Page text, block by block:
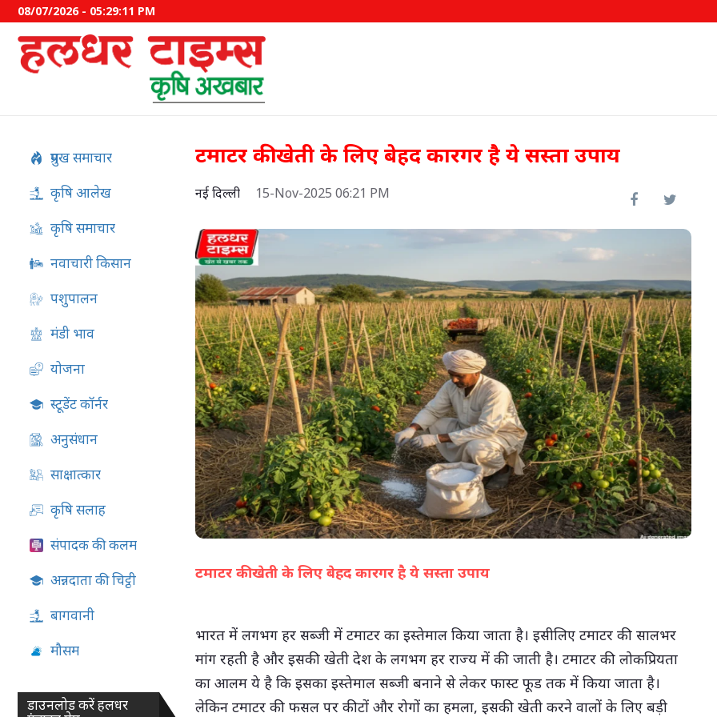
08/07/2026 - 05:29:12 PM
प्रमुख समाचार
कृषि आलेख
कृषि समाचार
नवाचारी किसान
पशुपालन
मंडी भाव
योजना
स्टूडेंट कॉर्नर
अनुसंधान
साक्षात्कार
कृषि सलाह
संपादक की कलम
अन्नदाता की चिट्ठी
बागवानी
मौसम
डाउनलोड करें हलधर
टमाटर की खेती के लिए बेहद कारगर है ये सस्ता उपाय
नई दिल्ली 15-Nov-2025 06:21 PM
टमाटर की खेती के लिए बेहद कारगर है ये सस्ता उपाय
भारत में लगभग हर सब्जी में टमाटर का इस्तेमाल किया जाता है। इसीलिए टमाटर की सालभर
मांग रहती है और इसकी खेती देश के लगभग हर राज्य में की जाती है। टमाटर की लोकप्रियता
का आलम ये है कि इसका इस्तेमाल सब्जी बनाने से लेकर फास्ट फूड तक में किया जाता है।
लेकिन टमाटर की फसल पर कीटों और रोगों का हमला, इसकी खेती करने वालों के लिए बड़ी
इफको-एमसी ने बाजार उतारे दो नए
07-Aug-2026 05:02 PM
रामसर में स्थापित होगी अत्याधुनिक
'गोट सीमन लैब
07-Aug-2026 12:28 PM